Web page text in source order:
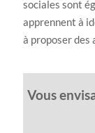
sociales sont
apprennent à
à proposer des
Vous